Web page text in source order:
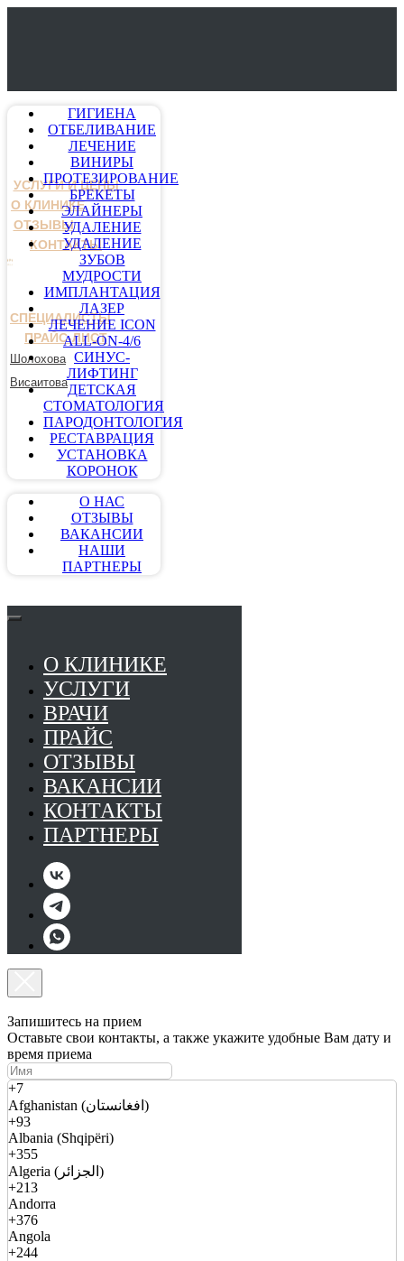
УСЛУГИ И ЦЕНЫ
О КЛИНИКЕ
ОТЗЫВЫ
КОНТАКТЫ
СПЕЦИАЛИСТЫ
ПРАЙС-ЛИСТ
Шолохова
Висаитова
ГИГИЕНА
ОТБЕЛИВАНИЕ
ЛЕЧЕНИЕ
ВИНИРЫ
ПРОТЕЗИРОВАНИЕ
БРЕКЕТЫ
ЭЛАЙНЕРЫ
УДАЛЕНИЕ
УДАЛЕНИЕ
ЗУБОВ
МУДРОСТИ
ИМПЛАНТАЦИЯ
ЛАЗЕР
ЛЕЧЕНИЕ ICON
ALL-ON-4/6
СИНУС-
ЛИФТИНГ
ДЕТСКАЯ
СТОМАТОЛОГИЯ
ПАРОДОНТОЛОГИЯ
РЕСТАВРАЦИЯ
УСТАНОВКА
КОРОНОК
О НАС
ОТЗЫВЫ
ВАКАНСИИ
НАШИ
ПАРТНЕРЫ
О КЛИНИКЕ
УСЛУГИ
ВРАЧИ
ПРАЙС
ОТЗЫВЫ
ВАКАНСИИ
КОНТАКТЫ
ПАРТНЕРЫ
Запишитесь на прием
Оставьте свои контакты, а также укажите удобные Вам дату и
время приема
+7
Afghanistan (افغانستان)
+93
Albania (Shqipëri)
+355
Algeria (الجزائر)
+213
Andorra
+376
Angola
+244